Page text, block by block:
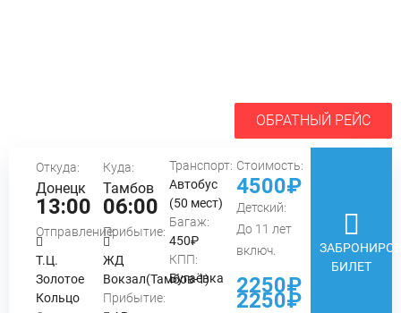
ОБРАТНЫЙ РЕЙС
Откуда:
Донецк
13:00
Отправление:
Т.Ц.
Золотое
Кольцо
Куда:
Тамбов
06:00
Прибытие:
ЖД
Вокзал(Тамбов-1)
Прибытие:
Транспорт:
Автобус
(50 мест)
Багаж:
450₽
КПП:
Бугаёвка
Стоимость:
4500₽
Детский:
До 11 лет
включ.
2250₽
2250₽
БИЛЕТ